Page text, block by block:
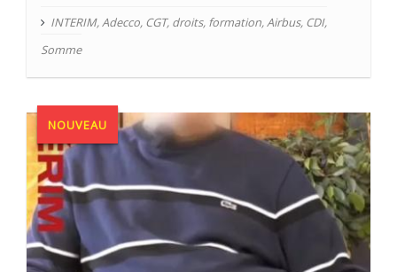
INTERIM,Adecco, CGT, droits, formation,Airbus, CDI,
Somme
NOUVEAU